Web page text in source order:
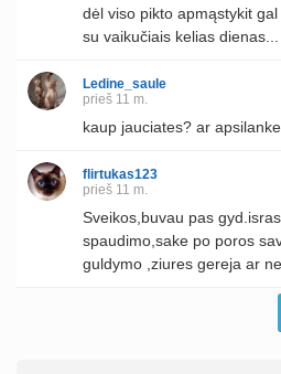
dėl viso pikto apmąstykit
su vaikučiais kelias dienas...
Ledine_saule
prieš 11 m.
kaup jauciates? ar
flirtukas123
prieš 11 m.
Sveikos,buvau pas
spaudimo,sake po poros
guldymo ,ziures gereja ar ne